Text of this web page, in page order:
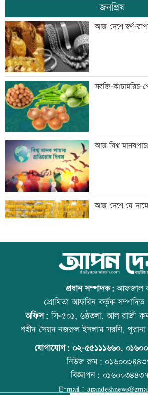
জিয়াউর রহমান
ডাক দিয়েছিলেন:
প্রথম শ্রেণিতে
মেঘনার
অনিয়ম,
বাংলাদেশি পাঁচ
ওমান
স্বর্ণ খাতকে
সরকার, মতামত
গবেষণা-দক্ষতা
নতুন উদ্যোগ
বিমানবন্দরে বাড়ছে
ড্রোন সিস্টেম
জনপ্রিয়
আজ দেশে স্বর্ণ-
সবজি-কাঁচামরিচ-
আজ বিশ্ব
আজ দেশে যে দামে
আজ বিশ্ব বন্ধু দিবস
প্রতিমন্ত্রীকে
জুড়ে অপপ্রচার:
বিশ্ব মাতৃদুগ্ধ
প্রধান সম্পাদক:আফজাল
প্রোমিতা আফরিন কর্তৃক সম্পাদিত
অফিস:সি-৫০১, ৬ষ্ঠতলা, আল রাজী
শহীদ সৈয়দ নজরুল ইসলাম সরণি, পুরানা
যোগাযোগ: ০২-৫৫১১১৬৬০,
নিউজ রুম:
বিজ্ঞাপন:
E-mail: